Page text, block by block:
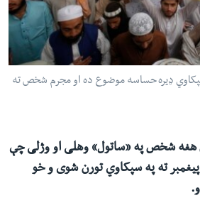
ډیره حساسه موضوع ده او مجرم شخص ته
هغه شخص په «ساتول» وهلی او وژلی چې
پیغمبر ته په سپکاوي تورن شوی و خو